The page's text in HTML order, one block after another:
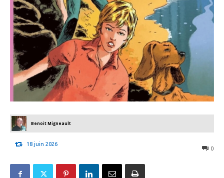
Benoit Migneault
18 juin 2026
0